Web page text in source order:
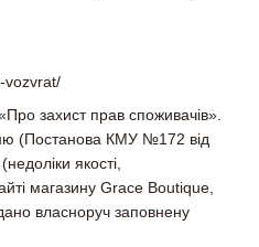
vozvrat/
захист прав споживачів».
(Постанова КМУ №172 від
якості,
магазину Grace Boutique,
власноруч заповнену